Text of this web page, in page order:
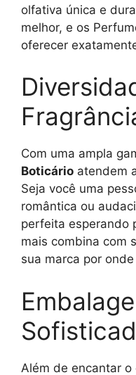
olfativa única e
melhor, e os
oferecer
Com uma ampla
Boticário atendem
Seja você uma
romântica ou
perfeita esperando
mais combina com
sua marca por
Além de encantar